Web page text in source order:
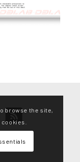
rss
browse the site,